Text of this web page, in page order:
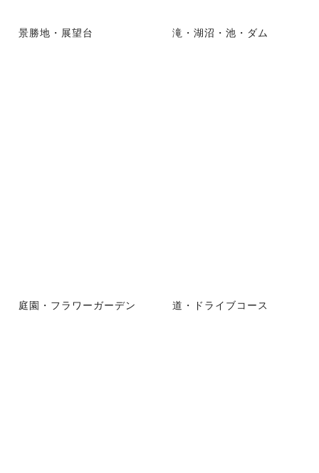
景勝地・展望台 滝・湖沼・池・ダム
庭園・フラワーガーデン 道・ドライブコース